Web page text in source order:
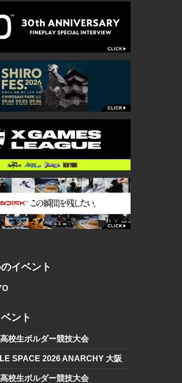
イベント
ント
校生ボルダー競技大会
SPACE 2026 ANARCHY 大阪
校生ボルダー競技大会